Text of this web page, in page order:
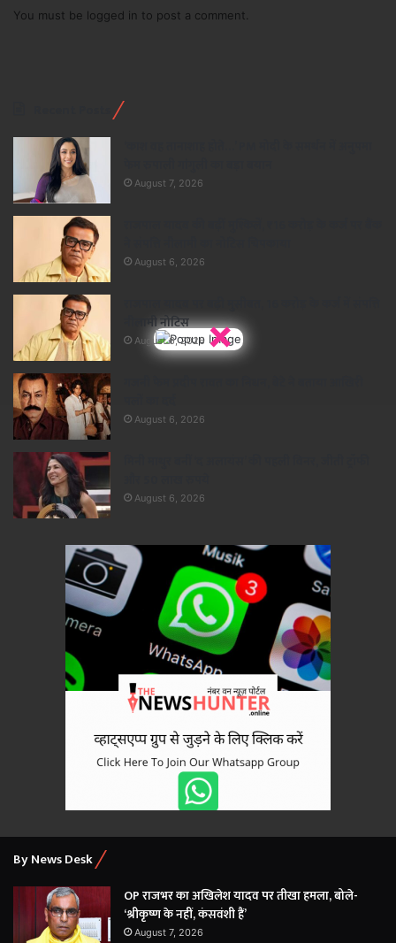
You must be logged in to post a comment.
×
August 7, 2026
August 6, 2026
नीलामी नोटिस
August 6, 2026
August 6, 2026
August 6, 2026
By News Desk
OP राजभर का अखिलेश यादव पर तीखा हमला, बोले-
‘श्रीकृष्ण के नहीं, कंसवंशी हैं’
August 7, 2026